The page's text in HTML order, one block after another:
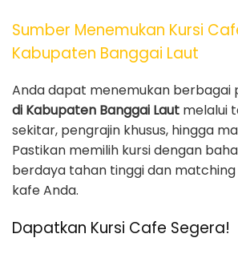
Sumber Menemukan Kursi
Kabupaten Banggai Laut
Anda dapat menemukan berbagai
di Kabupaten Banggai Laut melalui
sekitar, pengrajin khusus, hingga
Pastikan memilih kursi dengan
berdaya tahan tinggi dan
kafe Anda.
Dapatkan Kursi Cafe Segera!